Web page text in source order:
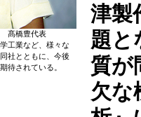
髙橋豊代表
工業など、様々な
社とともに、今後
待されている。
津製
題と
質が
欠な